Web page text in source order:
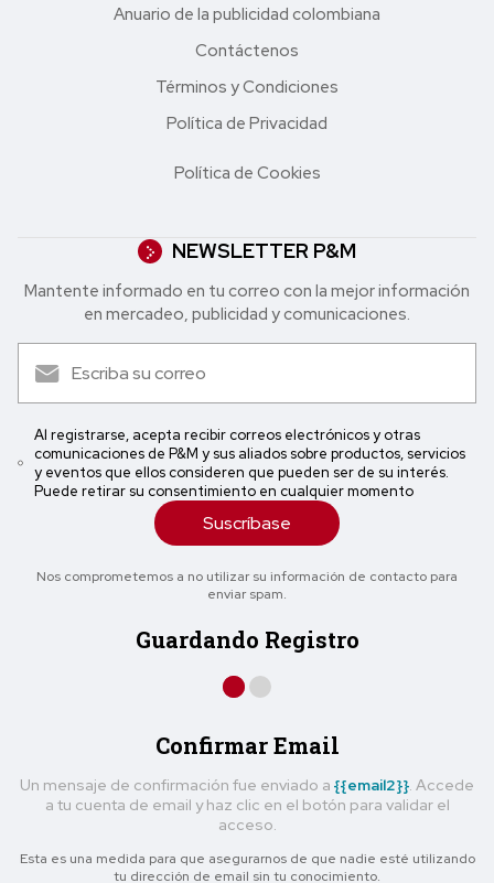
Anuario de la publicidad colombiana
Contáctenos
Términos y Condiciones
Política de Privacidad
Política de Cookies
NEWSLETTER P&M
Mantente informado en tu correo con la mejor in formación
en mercadeo, publicidad y comunicaciones.
Al registrarse, acepta recibir correos electrónicos y otras
comunicaciones de P&M y sus aliados sobre productos, servicios
y eventos que ellos consideren que pueden ser de su interés.
Puede retirar su consentimiento en cualquier momento
Suscríbase
Nos comprometemos a no utilizar su información de contacto para
enviar spam.
Guardando Registro
Confirmar Email
Un mensaje de confirmación fue enviado a {{email2}} . Accede
a tu cuenta de email y haz clic en el botón para validar el
acceso.
Esta es una medida para que asegurarnos de que nadie esté utilizando
tu dirección de email sin tu conocimiento.